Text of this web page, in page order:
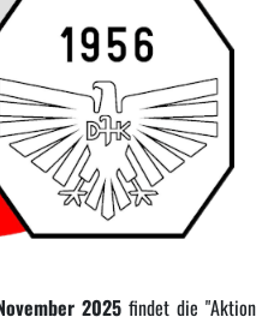
2025findet die "Aktion